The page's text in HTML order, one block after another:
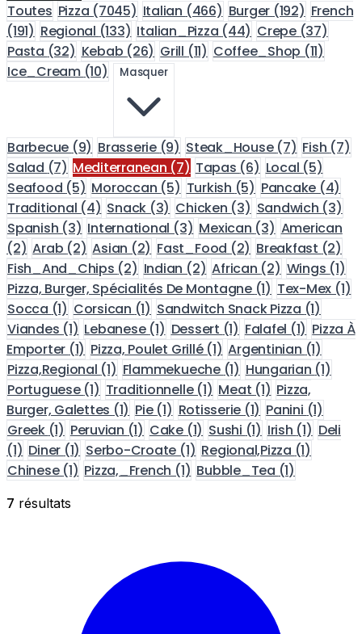
Toutes Pizza (7045) Italian (466) Burger (192) French
(191) Regional (133) Italian_Pizza (44) Crepe (37)
Pasta (32) Kebab (26) Grill (11) Coffee_Shop (11)
Ice_Cream (10) Masquer
Barbecue (9) Brasserie (9) Steak_House (7) Fish (7)
Salad (7) Mediterranean (7) Tapas (6) Local (5)
Seafood (5) Moroccan (5) Turkish (5) Pancake (4)
Traditional (4) Snack (3) Chicken (3) Sandwich (3)
Spanish (3) International (3) Mexican (3) American
(2) Arab (2) Asian (2) Fast_Food (2) Breakfast (2)
Fish_And_Chips (2) Indian (2) African (2) Wings (1)
Pizza, Burger, Spécialités De Montagne (1) Tex-Mex (1)
Socca (1) Corsican (1) Sandwitch Snack Pizza (1)
Viandes (1) Lebanese (1) Dessert (1) Falafel (1) Pizza À
Emporter (1) Pizza, Poulet Grillé (1) Argentinian (1)
Pizza,Regional (1) Flammekueche (1) Hungarian (1)
Portuguese (1) Traditionnelle (1) Meat (1) Pizza,
Burger, Galettes (1) Pie (1) Rotisserie (1) Panini (1)
Greek (1) Peruvian (1) Cake (1) Sushi (1) Irish (1) Deli
(1) Diner (1) Serbo-Croate (1) Regional,Pizza (1)
Chinese (1) Pizza,_French (1) Bubble_Tea (1)
7 résultats